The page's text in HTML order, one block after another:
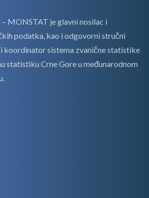
MONSTAT je glavni nosilac i
podatka, kao i odgovorni stručni
koordinator sistema zvanične statistike
statistiku Crne Gore u međunarodnom